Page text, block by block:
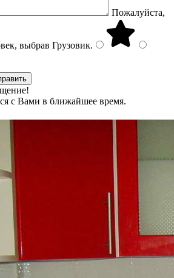
Пожалуйста,
выбрав Грузовик.
с Вами в ближайшее время.